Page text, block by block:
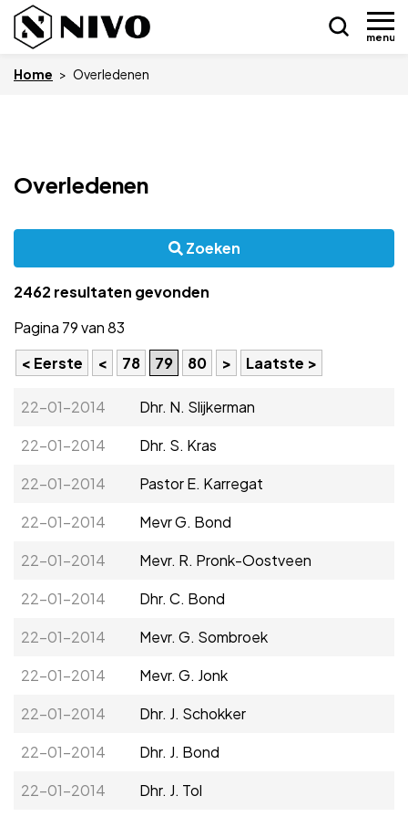
menu
to
Overledenen
Overige
Adverteren
Adreswijziging
Contact
Home > Overledenen
Overledenen
Zoeken
2462 resultaten gevonden
Pagina 79 van 83
< Eerste
< 78 79 80 > Laatste >
22-01-2014
Dhr. N. Slijkerman
22-01-2014
Dhr. S. Kras
22-01-2014
Pastor E. Karregat
22-01-2014
Mevr G. Bond
22-01-2014
Mevr. R. Pronk-Oostveen
22-01-2014
Dhr. C. Bond
22-01-2014
Mevr. G. Sombroek
22-01-2014
Mevr. G. Jonk
22-01-2014
Dhr. J. Schokker
22-01-2014
Dhr. J. Bond
22-01-2014
Dhr. J. Tol